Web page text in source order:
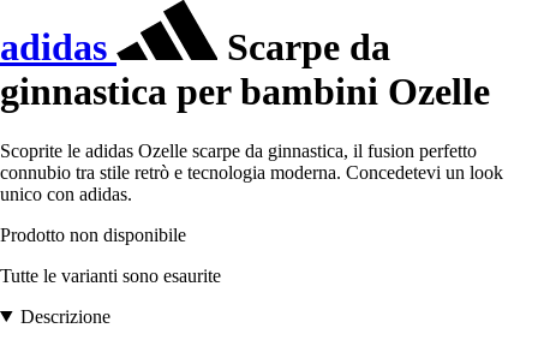
adidas
Scarpe da
ginnastica per bambini Ozelle
Scoprite le adidas Ozelle scarpe da ginnastica, il fusion perfetto
connubio tra stile retrò e tecnologia moderna. Concedetevi un look
unico con adidas.
Prodotto non disponibile
Tutte le varianti sono esaurite
Descrizione